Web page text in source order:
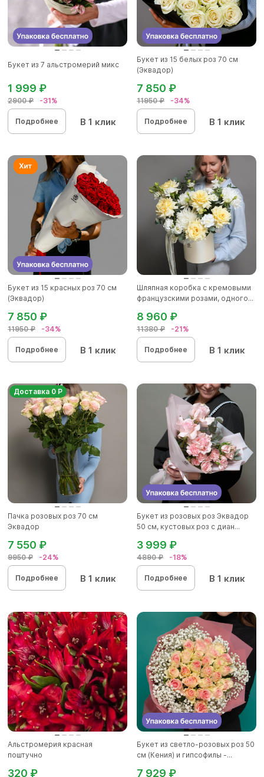
Букет из 7 альстромерий микс
2900 ₽ -31%
1 999 ₽
Подробнее В 1 клик
Букет из 15 белых роз 70 см
(Эквадор)
11950 ₽ -34%
7 850 ₽
Подробнее В 1 клик
Букет из 15 красных роз 70 см
(Эквадор)
11950 ₽ -34%
7 850 ₽
Подробнее В 1 клик
Шляпная коробка с кремовыми
французскими розами, одного...
11380 ₽ -21%
8 960 ₽
Подробнее В 1 клик
Доставка 0 Р
Пачка розовых роз 70 см
Эквадор
9950 ₽ -24%
7 550 ₽
Подробнее В 1 клик
Букет из розовых роз Эквадор
50 см, кустовых роз с диан...
4890 ₽ -18%
3 999 ₽
Подробнее В 1 клик
Альстромерия красная
поштучно
320 ₽
Букет из светло-розовых роз 50
см (Кения) и гипсофилы -...
7 929 ₽